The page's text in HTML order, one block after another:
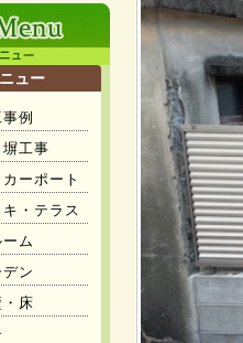
ュー
例
塀工事
ーポート
・テラス
ム
ン
床